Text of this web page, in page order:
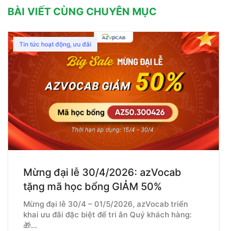
BÀI VIẾT CÙNG CHUYÊN MỤC
Tin tức hoạt động, ưu đãi
Mừng đại lễ 30/4/2026: azVocab
tặng mã học bổng GIẢM 50%
Mừng đại lễ 30/4 – 01/5/2026, azVocab triển
khai ưu đãi đặc biệt để tri ân Quý khách hàng:
🎁…